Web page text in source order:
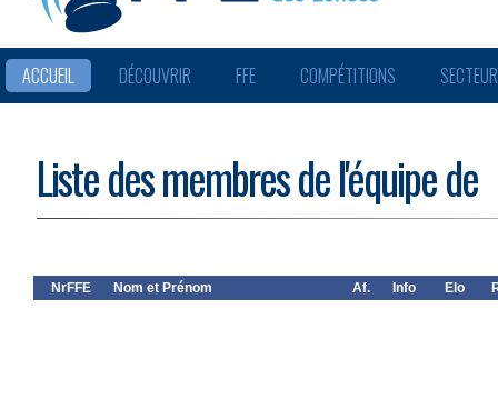
ACCUEIL DÉCOUVRIR FFE COMPÉTITIONS
Liste des membres de l'équipe de
NrFFE Nom et Prénom Af. Info Elo